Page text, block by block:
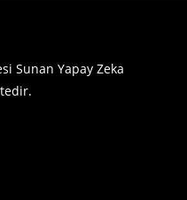
Sunan Yapay Zeka